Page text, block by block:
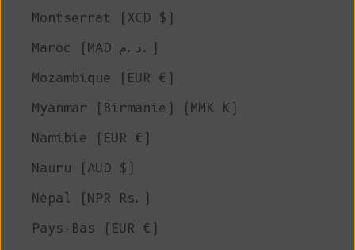
Montserrat (XCD $)
Maroc (MAD د.م.)
Mozambique (EUR €)
Myanmar (Birmanie) (MMK K)
Namibie (EUR €)
Nauru (AUD $)
Népal (NPR Rs.)
Pays-Bas (EUR €)